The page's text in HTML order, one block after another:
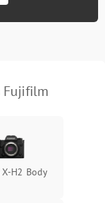
Fujifilm
H2 Body